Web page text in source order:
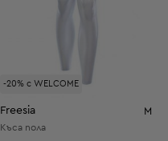
-20% с WELCOME
Freesia M
Къса пола